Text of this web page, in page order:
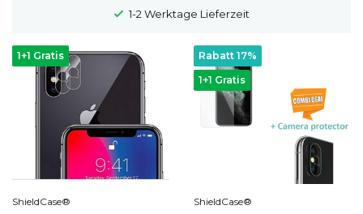
1-2 Werktage Lieferzeit
1+1 Gratis
ShieldCase®
1+1 Gratis
Rabatt 17%
ShieldCase®